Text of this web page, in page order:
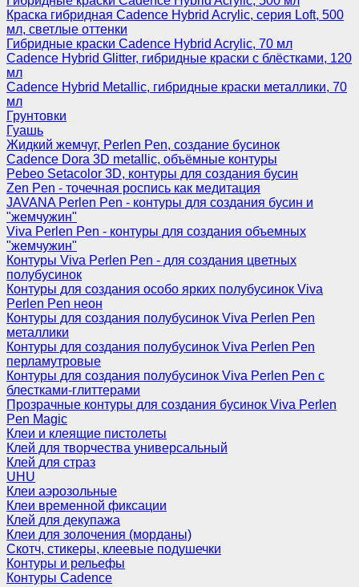
Краска гибридная Cadence Hybrid Acrylic, серия Loft, 500
мл, светлые оттенки
Гибридные краски Cadence Hybrid Acrylic, 70 мл
Cadence Hybrid Glitter, гибридные краски с блёстками, 120
мл
Cadence Hybrid Metallic, гибридные краски металлики, 70
мл
Грунтовки
Гуашь
Жидкий жемчуг, Perlen Pen, создание бусинок
Cadence Dora 3D metallic, объёмные контуры
Pebeo Setacolor 3D, контуры для создания бусин
Zen Pen - точечная роспись как медитация
JAVANA Perlen Pen - контуры для создания бусин и
"жемчужин"
Viva Perlen Pen - контуры для создания объемных
"жемчужин"
Контуры Viva Perlen Pen - для создания цветных
полубусинок
Контуры для создания особо ярких полубусинок Viva
Perlen Pen неон
Контуры для создания полубусинок Viva Perlen Pen
металлики
Контуры для создания полубусинок Viva Perlen Pen
перламутровые
Контуры для создания полубусинок Viva Perlen Pen с
блестками-глиттерами
Прозрачные контуры для создания бусинок Viva Perlen
Pen Magic
Клеи и клеящие пистолеты
Клей для творчества универсальный
Клей для страз
UHU
Клеи аэрозольные
Клеи временной фиксации
Клей для декупажа
Клеи для золочения (морданы)
Скотч, стикеры, клеевые подушечки
Контуры и рельефы
Контуры Cadence